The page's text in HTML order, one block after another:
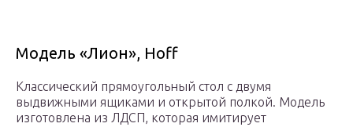
Модель «Лион», Hoff
Классический прямоугольный стол с двумя
выдвижными ящиками и открытой полкой. Модель
изготовлена из ЛДСП, которая имитирует